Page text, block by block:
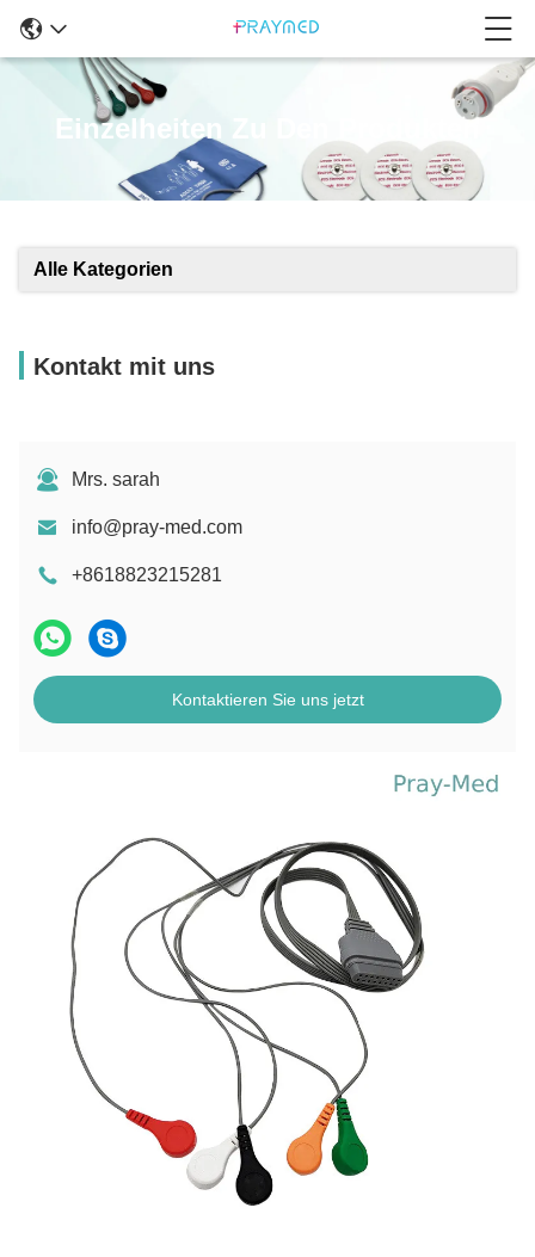
Einzelheiten Zu Den Produkten
Alle Kategorien
Kontakt mit uns
Mrs. sarah
info@pray-med.com
+8618823215281
Kontaktieren Sie uns jetzt